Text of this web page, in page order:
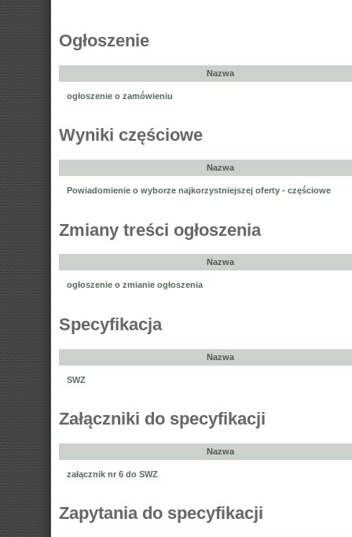
Ogłoszenie
Nazwa
ogłoszenie o zamówieniu
Wyniki częściowe
Nazwa
Powiadomienie o wyborze najkorzystniejszej oferty - częściowe
Zmiany treści ogłoszenia
Nazwa
ogłoszenie o zmianie ogłoszenia
Specyfikacja
Nazwa
SWZ
Załączniki do specyfikacji
Nazwa
załącznik nr 6 do SWZ
Zapytania do specyfikacji